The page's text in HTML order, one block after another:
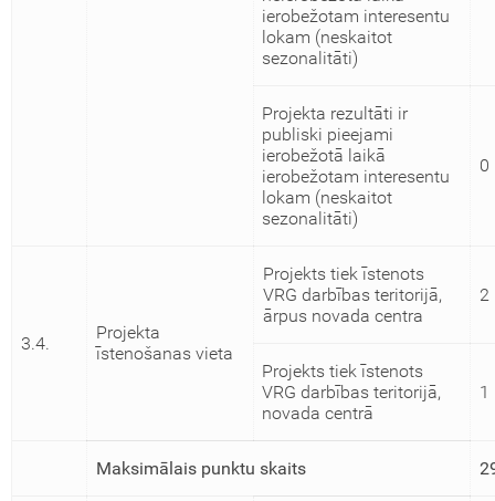
ierobežotam interesentu
lokam (neskaitot
sezonalitāti)
Projekta rezultāti ir
publiski pieejami
ierobežotā laikā
ierobežotam interesentu
lokam (neskaitot
sezonalitāti)
0
3.4.
Projekta
īstenošanas vieta
Projekts tiek īstenots
VRG darbības teritorijā,
ārpus novada centra
2
Projekts tiek īstenots
VRG darbības teritorijā,
novada centrā
1
Maksimālais punktu skaits